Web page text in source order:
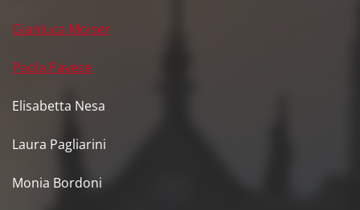
Gianluca Moiser
Paola Pavese
Elisabetta Nesa
Laura Pagliarini
Monia Bordoni